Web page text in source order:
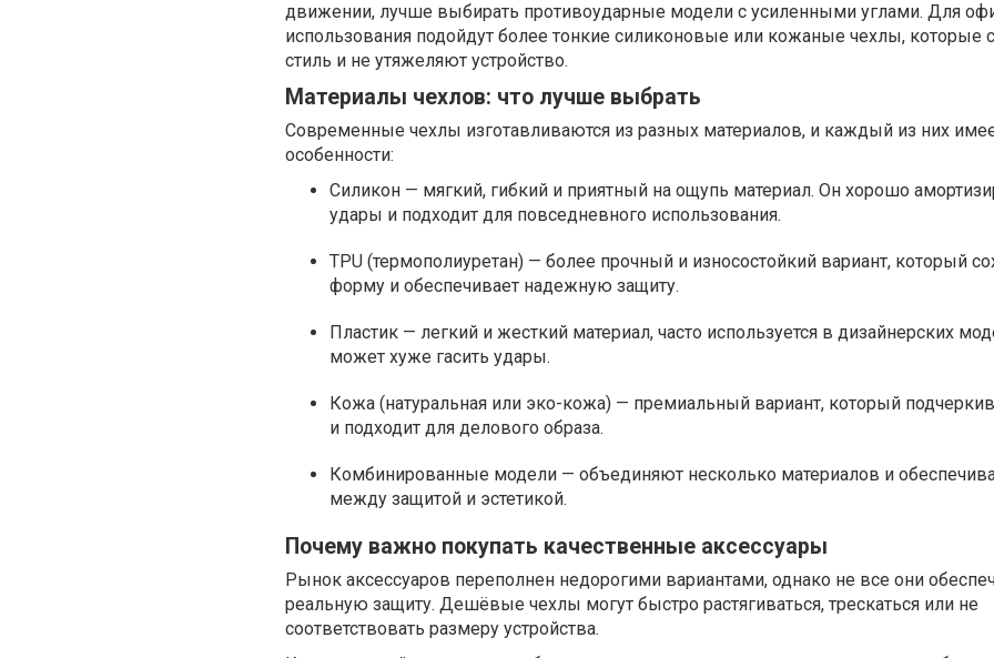
движении, лучше выбирать противоударные модели с усиленными углами. Для
использования подойдут более тонкие силиконовые или кожаные чехлы, которые
стиль и не утяжеляют устройство.
Материалы чехлов: что лучше выбрать
Современные чехлы изготавливаются из разных материалов, и каждый из них
особенности:
Силикон — мягкий, гибкий и приятный на ощупь материал. Он хорошо
удары и подходит для повседневного использования.
TPU (термополиуретан) — более прочный и износостойкий вариант, который
форму и обеспечивает надежную защиту.
Пластик — легкий и жесткий материал, часто используется в дизайнерских
может хуже гасить удары.
Кожа (натуральная или эко-кожа) — премиальный вариант, который
и подходит для делового образа.
Комбинированные модели — объединяют несколько материалов и
между защитой и эстетикой.
Почему важно покупать качественные аксессуары
Рынок аксессуаров переполнен недорогими вариантами, однако не все они
реальную защиту. Дешёвые чехлы могут быстро растягиваться, трескаться или не
соответствовать размеру устройства.